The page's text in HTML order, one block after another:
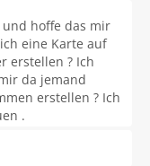
der Geistal
31. Juli 2026 um 15:24
hoffe das mir
eine Karte auf
erstellen ? Ich
da jemand
erstellen ? Ich
.